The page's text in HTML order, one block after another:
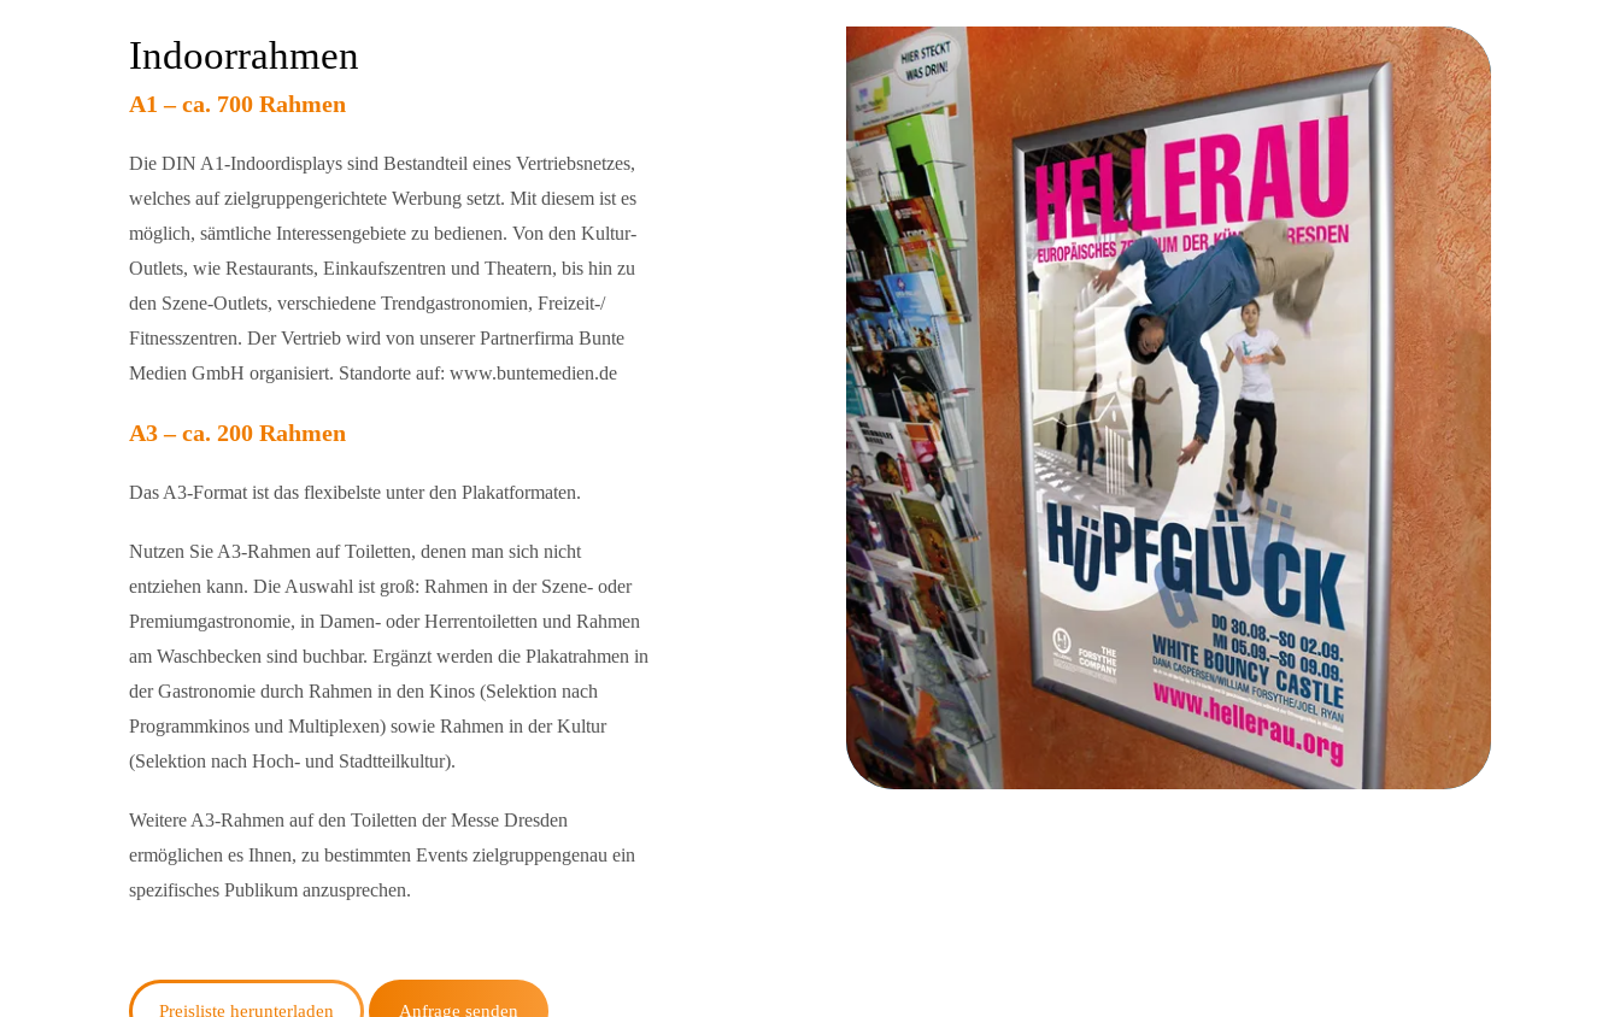
Indoorrahmen
A1 – ca. 700 Rahmen
Die DIN A1-Indoordisplays sind Bestandteil eines Vertriebsnetzes,
welches auf zielgruppengerichtete Werbung setzt. Mit diesem ist es
möglich, sämtliche Interessengebiete zu bedienen. Von den Kultur-
Outlets, wie Restaurants, Einkaufszentren und Theatern, bis hin zu
den Szene-Outlets, verschiedene Trendgastronomien, Freizeit-/
Fitnesszentren. Der Vertrieb wird von unserer Partnerfirma Bunte
Medien GmbH organisiert. Standorte auf: www.buntemedien.de
A3 – ca. 200 Rahmen
Das A3-Format ist das flexibelste unter den Plakatformaten.
Nutzen Sie A3-Rahmen auf Toiletten, denen man sich nicht
entziehen kann. Die Auswahl ist groß: Rahmen in der Szene- oder
Premiumgastronomie, in Damen- oder Herrentoiletten und Rahmen
am Waschbecken sind buchbar. Ergänzt werden die Plakatrahmen in
der Gastronomie durch Rahmen in den Kinos (Selektion nach
Programmkinos und Multiplexen) sowie Rahmen in der Kultur
(Selektion nach Hoch- und Stadtteilkultur).
Weitere A3-Rahmen auf den Toiletten der Messe Dresden
ermöglichen es Ihnen, zu bestimmten Events zielgruppengenau ein
spezifisches Publikum anzusprechen.
Preisliste herunterladen Anfrage senden